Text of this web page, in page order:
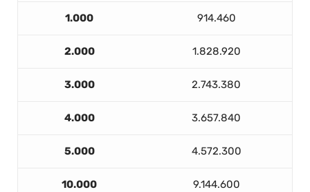
1.000 914.460
2.000 1.828.920
3.000 2.743.380
4.000 3.657.840
5.000 4.572.300
10.000 9.144.600